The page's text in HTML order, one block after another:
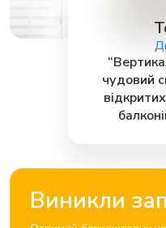
чудовий
Виникли